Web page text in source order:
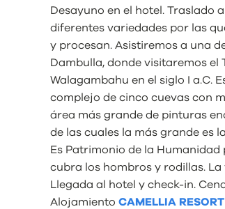
Desayuno en el hotel. Traslado
diferentes variedades por las
y procesan. Asistiremos a una
Dambulla, donde visitaremos el
Walagambahu en el siglo I a.C.
complejo de cinco cuevas con
área más grande de pinturas
de las cuales la más grande es
Es Patrimonio de la
cubra los hombros y rodillas.
Llegada al hotel y check-in.
Alojamiento CAMELLIA RESORT